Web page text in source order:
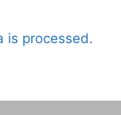
is processed.